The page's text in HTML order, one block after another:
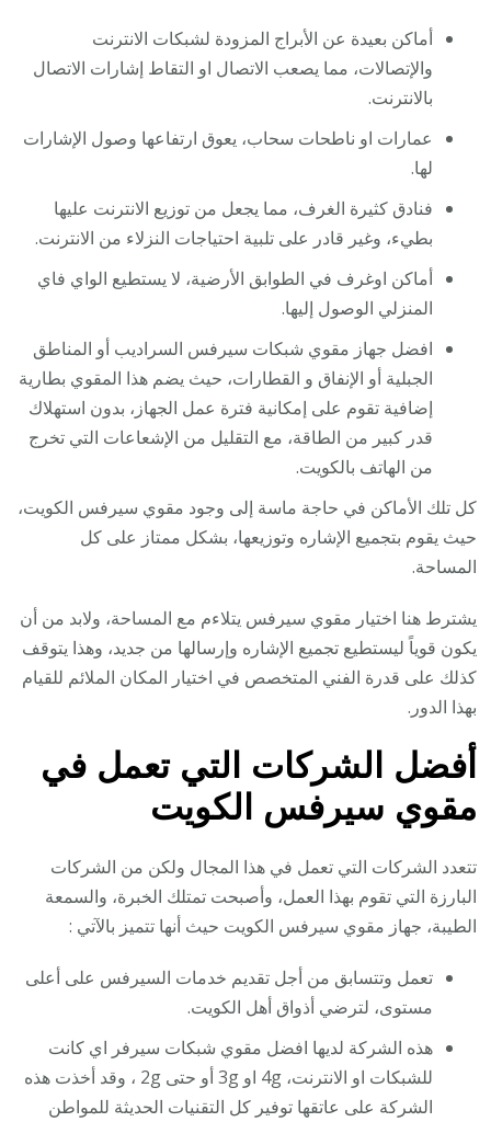
أماكن بعيدة عن الأبراج المزودة لشبكات الانترنت
والإتصالات، مما يصعب الاتصال او التقاط إشارات الاتصال
بالانترنت.
عمارات او ناطحات سحاب، يعوق ارتفاعها وصول الإشارات
لها.
فنادق كثيرة الغرف، مما يجعل من توزيع الانترنت عليها
بطيء، وغير قادر على تلبية احتياجات النزلاء من الانترنت.
أماكن اوغرف في الطوابق الأرضية، لا يستطيع الواي فاي
المنزلي الوصول إليها.
افضل جهاز مقوي شبكات سيرفس السراديب أو المناطق
الجبلية أو الإنفاق و القطارات، حيث يضم هذا المقوي بطارية
إضافية تقوم على إمكانية فترة عمل الجهاز، بدون استهلاك
قدر كبير من الطاقة، مع التقليل من الإشعاعات التي تخرج
من الهاتف بالكويت.
كل تلك الأماكن في حاجة ماسة إلى وجود مقوي سيرفس الكويت،
حيث يقوم بتجميع الإشاره وتوزيعها، بشكل ممتاز على كل
المساحة.
يشترط هنا اختيار مقوي سيرفس يتلاءم مع المساحة، ولابد من أن
يكون قوياً ليستطيع تجميع الإشاره وإرسالها من جديد، وهذا يتوقف
كذلك على قدرة الفني المتخصص في اختيار المكان الملائم للقيام
بهذا الدور.
أفضل الشركات التي تعمل في
مقوي سيرفس الكويت
تتعدد الشركات التي تعمل في هذا المجال ولكن من الشركات
البارزة التي تقوم بهذا العمل، وأصبحت تمتلك الخبرة، والسمعة
الطيبة، جهاز مقوي سيرفس الكويت حيث أنها تتميز بالآتي :
تعمل وتتسابق من أجل تقديم خدمات السيرفس على أعلى
مستوى، لترضي أذواق أهل الكويت.
هذه الشركة لديها افضل مقوي شبكات سيرفر اي كانت
للشبكات او الانترنت، 4g او 3g أو حتى 2g ، وقد أخذت هذه
الشركة على عاتقها توفير كل التقنيات الحديثة للمواطن